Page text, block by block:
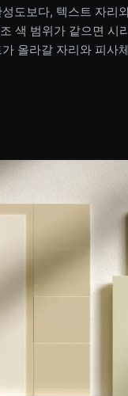
도보다, 텍스트 자
색 범위가 같으면
올라갈 자리와 피사